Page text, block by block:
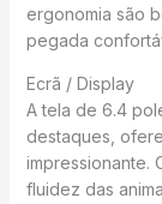
ergonomia são
pegada
Ecrã / Display
A tela de 6.4
destaques,
impressionante.
fluidez das